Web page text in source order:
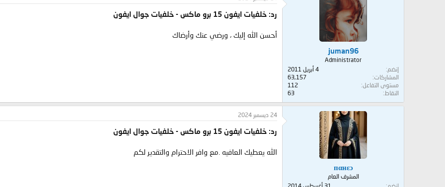
juman96
Administrator
إنضم
4 أبريل 2011
المشاركات
63,157
مستوى التفاعل
112
النقاط
63
رد: خلفيات ايفون 15 برو ماكس - خلفيات جوال ايفون
أحسن الله إليك ، ورضي عنك وأرضاك
пαнεɔ
المشرف العام
24 ديسمبر 2024
رد: خلفيات ايفون 15 برو ماكس - خلفيات جوال ايفون
الله يعطيك العافيه .مع وافر الاحترام والتقدير لكم